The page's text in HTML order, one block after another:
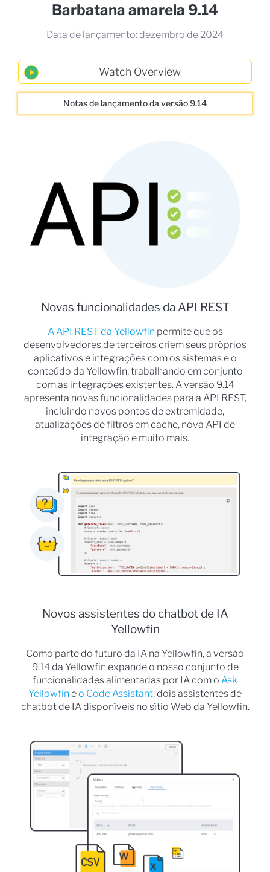
Barbatana amarela 9.14
Data de lançamento: dezembro de 2024
Notas de lançamento da versão 9.14
Novas funcionalidades da API REST
A API REST da Yellowfin permite que os
desenvolvedores de terceiros criem seus próprios
aplicativos e integrações com os sistemas e o
conteúdo da Yellowfin, trabalhando em conjunto
com as integrações existentes. A versão 9.14
apresenta novas funcionalidades para a API REST,
incluindo novos pontos de extremidade,
atualizações de filtros em cache, nova API de
integração e muito mais.
Novos assistentes do chatbot de IA
Yellowfin
Como parte do futuro da IA na Yellowfin, a versão
9.14 da Yellowfin expande o nosso conjunto de
funcionalidades alimentadas por IA com o Ask
Yellowfin eo Code Assistant, dois assistentes de
chatbot de IA disponíveis no sítio Web da Yellowfin.